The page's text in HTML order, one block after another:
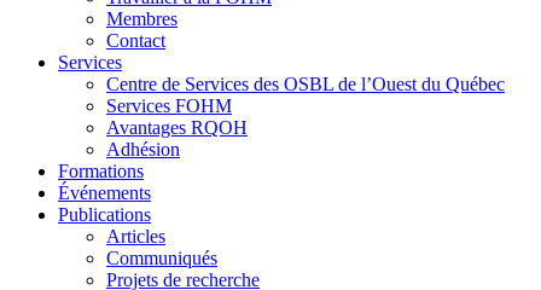
Membres
Contact
Services
Centre de Services des OSBL de l’Ouest du Québec
Services FOHM
Avantages RQOH
Adhésion
Formations
Événements
Publications
Articles
Communiqués
Projets de recherche